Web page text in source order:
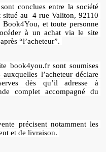
conclues entre la société
au  4 rue Valiton, 92110
et toute personne
à un achat via le site
“l’acheteur”.
book4you.fr sont soumises
l’acheteur déclare
dès qu’il adresse à
complet accompagné du
précisent notamment les
et de livraison.